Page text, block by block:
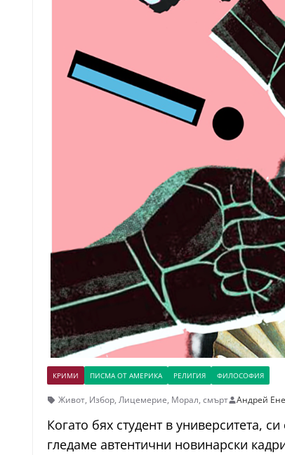
КРИМИ ПИСМА ОТ АМЕРИКА РЕЛИГИЯ ФИЛОСОФИЯ
Живот, Избор, Лицемерие, Морал, смърт Андрей
Когато бях студент в университета,
гледаме автентични новинарски